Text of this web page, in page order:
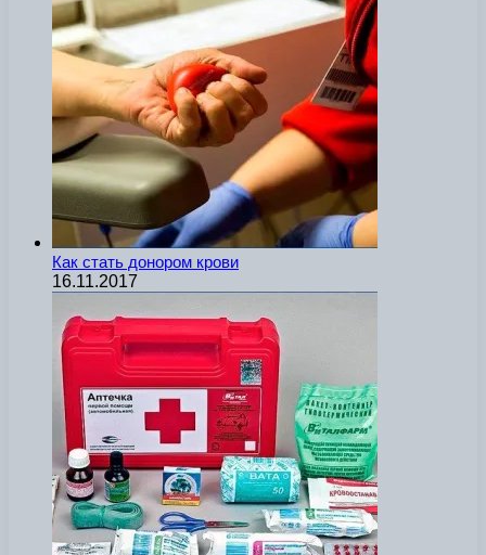
Как стать донором крови
16.11.2017